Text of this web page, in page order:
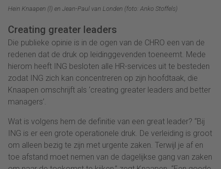
Hein Knaapen (l) en Jean-Paul van Londen (foto: Anko Stoffels)
Creating greater leaders
Die publieke opinie is in de ogen van de CHRO een van de
redenen dat de druk op leidinggevenden toeneemt. Mede
hierom heeft ING besloten alle HR-services uit te besteden
zodat ING zich kan concentreren op zijn hoofdtaak, die
Knaapen omschrijft als ‘creating greater leaders and better
managers’.
Wat is volgens hem de definitie van een great leader? “Bij
ING is er een grote operationele druk. De verleiding is groot
om alleen bezig te zijn met urgente zaken. Terwijl je af en
toe afstand moet nemen van de dagelijkse gang van zaken